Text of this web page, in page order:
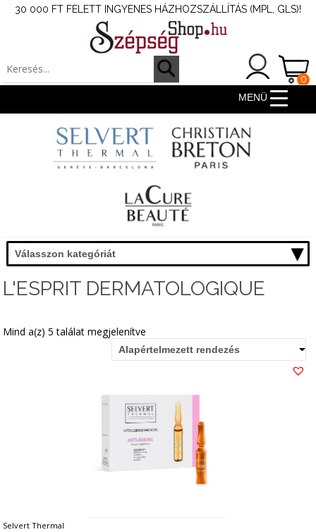
30 000 FT FELETT INGYENES HÁZHOZSZÁLLÍTÁS (MPL, GLS)!
0
MENÜ
Válasszon kategóriát
L'ESPRIT DERMATOLOGIQUE
Mind a(z) 5 találat megjelenítve
Alapértelmezett rendezés
Selvert Thermal